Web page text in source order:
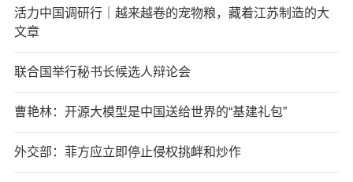
活力中国调研行｜越来越卷的宠物粮，藏着江苏制造的大
文章
联合国举行秘书长候选人辩论会
曹艳林：开源大模型是中国送给世界的“基建礼包”
外交部：菲方应立即停止侵权挑衅和炒作